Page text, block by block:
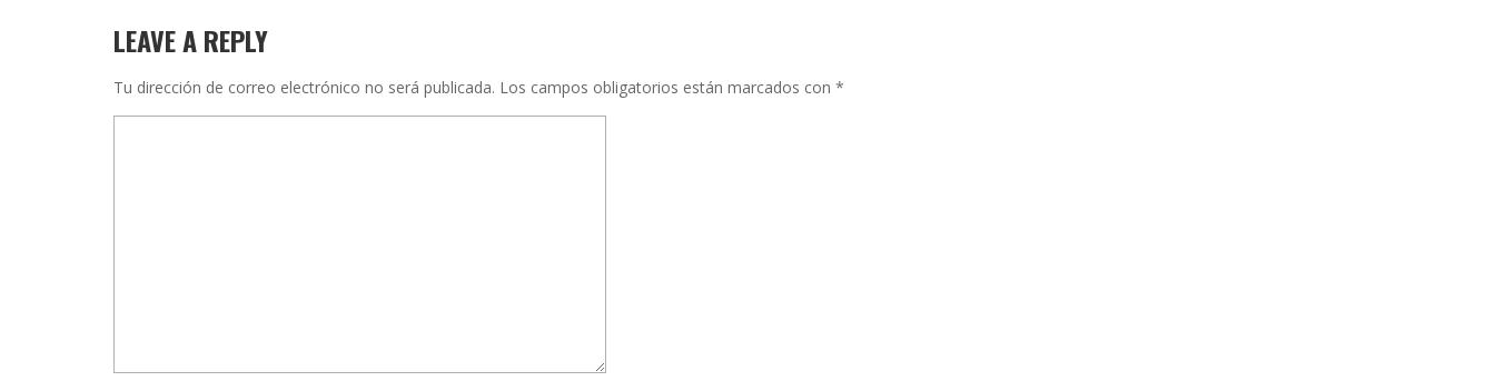
LEAVE A REPLY
Tu dirección de correo electrónico no será publicada. Los campos obligatorios están marcados con *